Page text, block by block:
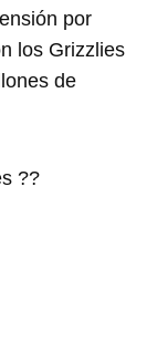
por
los Grizzlies
de
??